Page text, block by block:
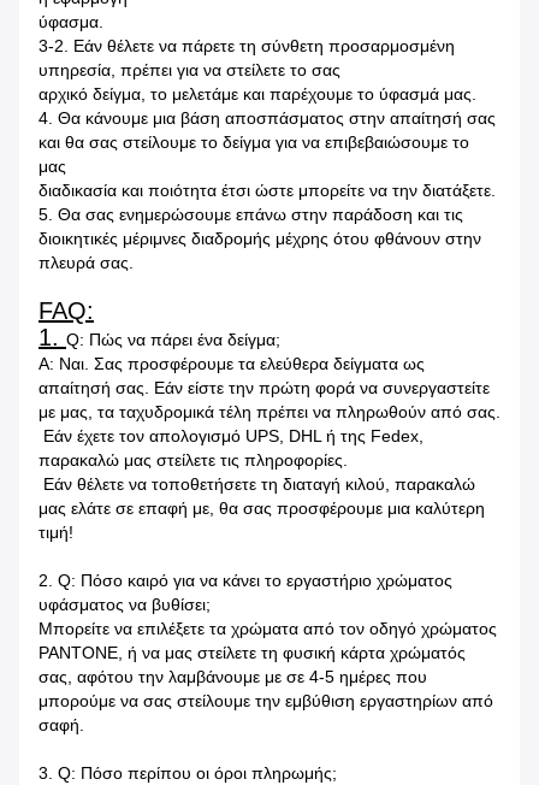
ύφασμα.
3-2. Εάν θέλετε να πάρετε τη σύνθετη προσαρμοσμένη
υπηρεσία, πρέπει για να στείλετε το σας
αρχικό δείγμα, το μελετάμε και παρέχουμε το ύφασμά μας.
4. Θα κάνουμε μια βάση αποσπάσματος στην απαίτησή σας
και θα σας στείλουμε το δείγμα για να επιβεβαιώσουμε το
μας
διαδικασία και ποιότητα έτσι ώστε μπορείτε να την διατάξετε.
5. Θα σας ενημερώσουμε επάνω στην παράδοση και τις
διοικητικές μέριμνες διαδρομής μέχρης ότου φθάνουν στην
πλευρά σας.
FAQ:
1. Q: Πώς να πάρει ένα δείγμα;
Α: Ναι. Σας προσφέρουμε τα ελεύθερα δείγματα ως
απαίτησή σας. Εάν είστε την πρώτη φορά να συνεργαστείτε
με μας, τα ταχυδρομικά τέλη πρέπει να πληρωθούν από σας.
Εάν έχετε τον απολογισμό UPS, DHL ή της Fedex,
παρακαλώ μας στείλετε τις πληροφορίες.
Εάν θέλετε να τοποθετήσετε τη διαταγή κιλού, παρακαλώ
μας ελάτε σε επαφή με, θα σας προσφέρουμε μια καλύτερη
τιμή!
2. Q: Πόσο καιρό για να κάνει το εργαστήριο χρώματος
υφάσματος να βυθίσει;
Μπορείτε να επιλέξετε τα χρώματα από τον οδηγό χρώματος
PANTONE, ή να μας στείλετε τη φυσική κάρτα χρώματός
σας, αφότου την λαμβάνουμε με σε 4-5 ημέρες που
μπορούμε να σας στείλουμε την εμβύθιση εργαστηρίων από
σαφή.
3. Q: Πόσο περίπου οι όροι πληρωμής;